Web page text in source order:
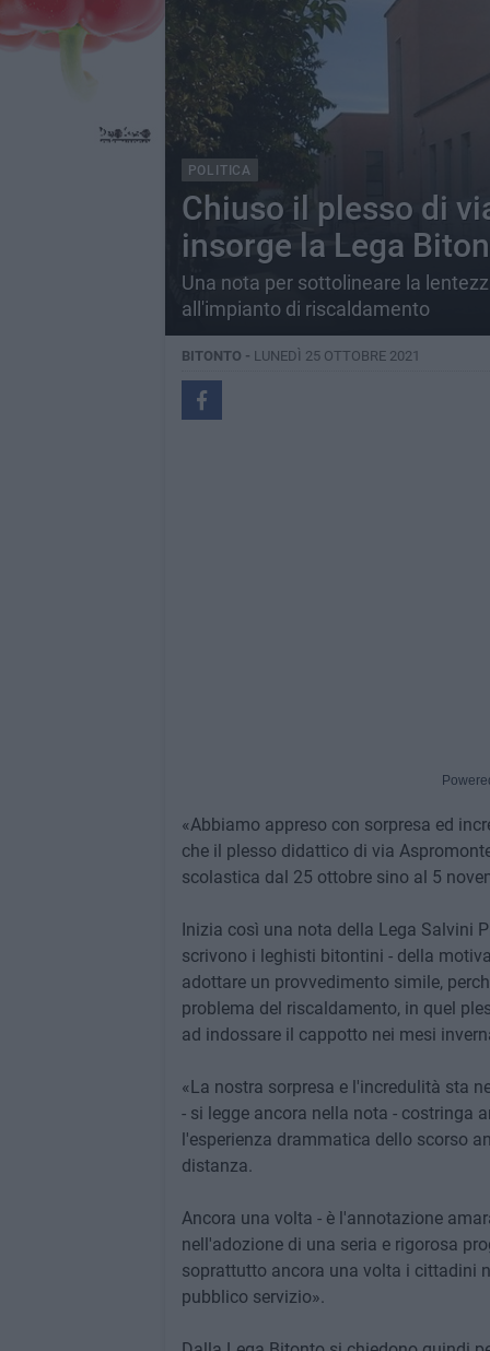
POLITICA
Chiuso il plesso di
insorge la Lega
Una nota per sottolineare la
all'impianto di riscaldamento
BITONTO - LUNEDÌ 25 OTTOBRE 2021
«Abbiamo appreso con sorpresa ed
che il plesso didattico di via
scolastica dal 25 ottobre sino al 5
Inizia così una nota della Lega Salvini
scrivono i leghisti bitontini - della
adottare un provvedimento simile,
problema del riscaldamento, in quel
ad indossare il cappotto nei mesi
«La nostra sorpresa e l'incredulità sta
- si legge ancora nella nota - costringa
l'esperienza drammatica dello scorso
distanza.
Ancora una volta - è l'annotazione
nell'adozione di una seria e rigorosa
soprattutto ancora una volta i cittadini
pubblico servizio».